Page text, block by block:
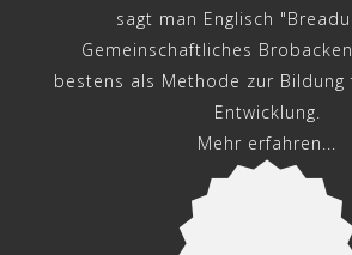
sagt man Englisch
Gemeinschaftliches
bestens als Methode zur Bildung
Entwicklung.
Mehr erfahren...